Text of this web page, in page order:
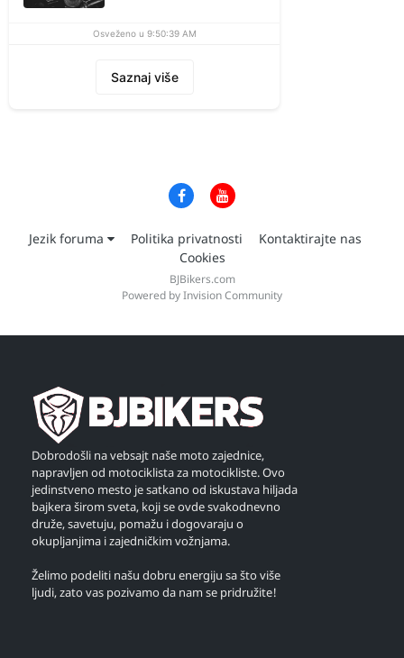
Osveženo u 9:50:39 AM
Saznaj više
Jezik foruma Politika privatnosti
Kontaktirajte nas
Cookies
BJBikers.com
Powered by Invision Community
Dobrodošli na vebsajt naše moto zajednice,
napravljen od motociklista za motocikliste. Ovo
jedinstveno mesto je satkano od iskustava hiljada
bajkera širom sveta, koji se ovde svakodnevno
druže, savetuju, pomažu i dogovaraju o
okupljanjima i zajedničkim vožnjama.
Želimo podeliti našu dobru energiju sa što više
ljudi, zato vas pozivamo da nam se pridružite!